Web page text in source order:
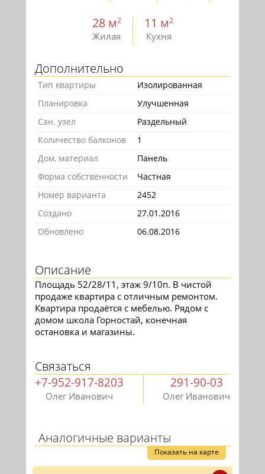
28 м2
Жилая
11 м2
Кухня
Дополнительно
Тип квартиры
Изолированная
Планировка
Улучшенная
Сан. узел
Раздельный
Количество балконов
1
Дом, материал
Панель
Форма собственности
Частная
Номер варианта
2452
Создано
27.01.2016
Обновлено
06.08.2016
Описание
Площадь 52/28/11, этаж 9/10п. В чистой
продаже квартира с отличным ремонтом.
Квартира продаётся с мебелью. Рядом с
домом школа Горностай, конечная
остановка и магазины.
Связаться
+7-952-917-8203
Олег Иванович
291-90-03
Олег Иванович
Аналогичные варианты
Показать на карте